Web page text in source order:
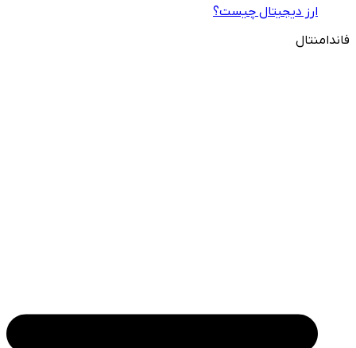
ارز دیجیتال چیست؟
فاندامنتال